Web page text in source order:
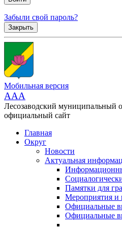
Забыли свой пароль?
Закрыть
Мобильная версия
AAA
Лесозаводский муниципальный
официальный сайт
Главная
Округ
Новости
Актуальная
Памятки для
Мероприятия и
Официальные
Официальные